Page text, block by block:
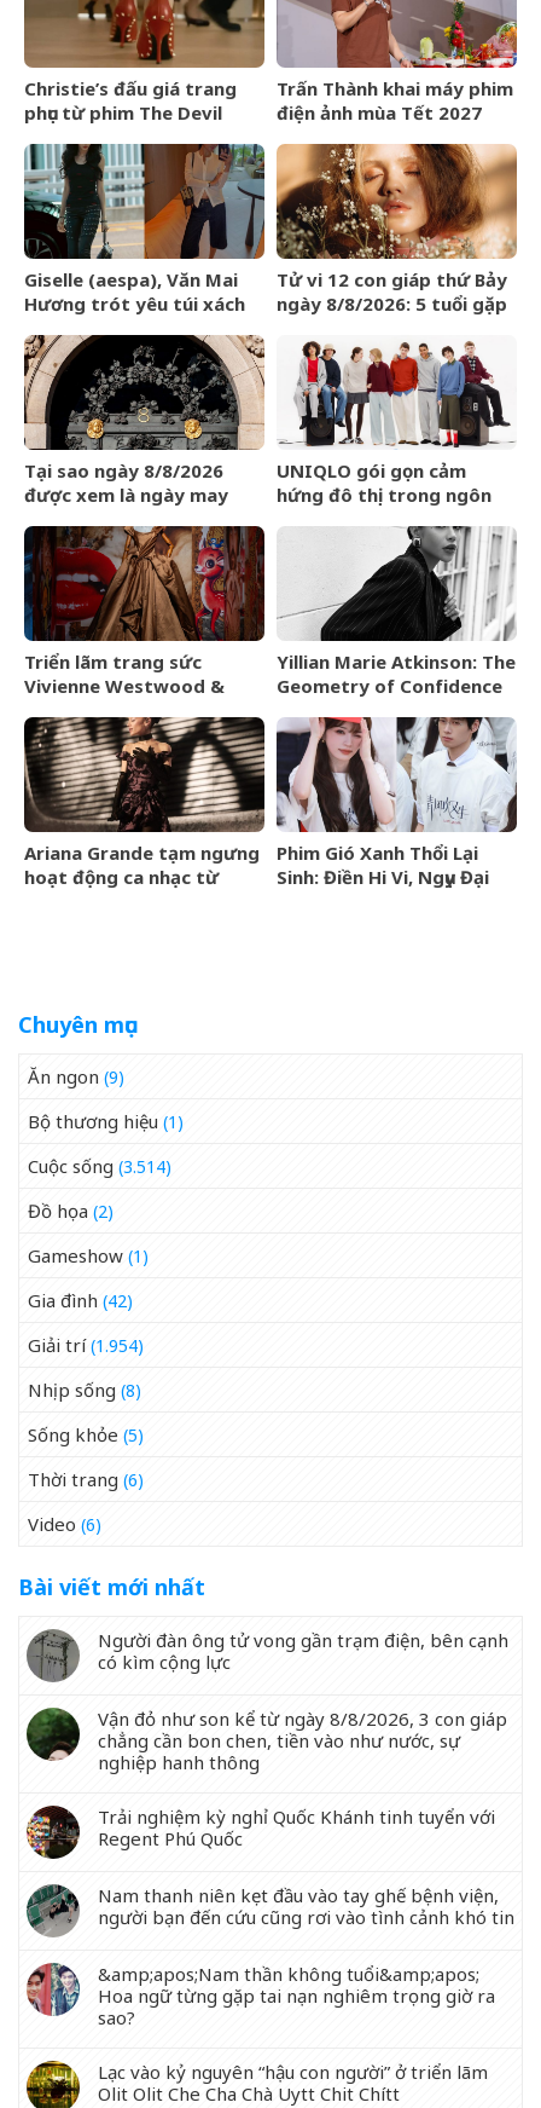
Christie’s đấu giá trang
phục từ phim The Devil
Trấn Thành khai máy phim
điện ảnh mùa Tết 2027
Giselle (aespa), Văn Mai
Hương trót yêu túi xách
Tử vi 12 con giáp thứ Bảy
ngày 8/8/2026: 5 tuổi gặp
Tại sao ngày 8/8/2026
được xem là ngày may
UNIQLO gói gọn cảm
hứng đô thị trong ngôn
tập Thu Đông 2026
Triển lãm trang sức
Vivienne Westwood &
vào tháng 9/2026
Yillian Marie Atkinson: The
Geometry of Confidence
Ariana Grande tạm ngưng
hoạt động ca nhạc từ
Phim Gió Xanh Thổi Lại
Sinh: Điền Hi Vi, Ngụy Đại
Chuyên mục
Ăn ngon (9)
Bộ thương hiệu (1)
Cuộc sống (3.514)
Đồ họa (2)
Gameshow (1)
Gia đình (42)
Giải trí(1.954)
Nhịp sống (8)
Sống khỏe (5)
Thời trang (6)
Video (6)
Bài viết mới nhất
Người đàn ông tử vong gần trạm điện, bên cạnh
có kìm cộng lực
Vận đỏ như son kể từ ngày 8/8/2026, 3 con giáp
chẳng cần bon chen, tiền vào như nước, sự
nghiệp hanh thông
Trải nghiệm kỳ nghỉ Quốc Khánh tinh tuyển với
Regent Phú Quốc
Nam thanh niên kẹt đầu vào tay ghế bệnh viện,
người bạn đến cứu cũng rơi vào tình cảnh khó tin
&amp;apos;Nam thần không tuổi&amp;apos;
Hoa ngữ từng gặp tai nạn nghiêm trọng giờ ra
sao?
Lạc vào kỷ nguyên “hậu con người” ở triển lãm
Olit Olit Che Cha Chà Uytt Chit Chítt